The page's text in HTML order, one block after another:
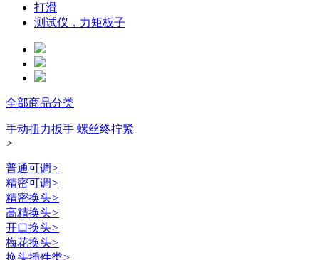
打滑
测试仪，力矩板子
全部商品分类
手动扭力扳手 螺丝终拧紧
>
普通可调>
精密可调>
精密换头>
高精换头>
开口换头>
梅花换头>